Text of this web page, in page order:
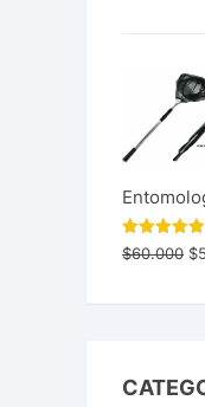
Valorado
con 5.00
$60.000 $